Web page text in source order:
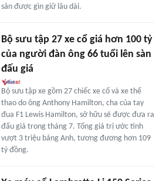
sản được gìn giữ lâu dài.
Bộ sưu tập 27 xe cổ giá hơn 100 tỷ
của người đàn ông 66 tuổi lên sàn
đấu giá
Bộ sưu tập xe gồm 27 chiếc xe cổ và xe thể
thao do ông Anthony Hamilton, cha của tay
đua F1 Lewis Hamilton, sở hữu sẽ được đưa ra
đấu giá trong tháng 7. Tổng giá trị ước tính
vượt 3 triệu bảng Anh, tương đương hơn 109
tỷ đồng.